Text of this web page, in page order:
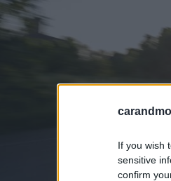
If you wish
sensitive
confirm